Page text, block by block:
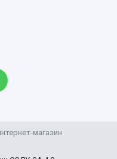
Правительства
магазин